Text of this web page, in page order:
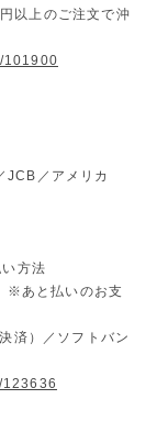
以上のご注文で沖
101900
JCB／アメリカ
方法
※あと払いのお支
済）／ソフトバン